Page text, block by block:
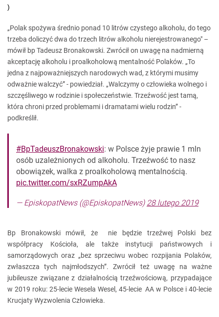
)
„Polak spożywa średnio ponad 10 litrów czystego alkoholu, do tego
trzeba doliczyć dwa do trzech litrów alkoholu nierejestrowanego" –
mówił bp Tadeusz Bronakowski. Zwrócił on uwagę na nadmierną
akceptację alkoholu i proalkoholową mentalność Polaków. „To
jedna z najpoważniejszych narodowych wad, z którymi musimy
odważnie walczyć” - powiedział. „Walczymy o człowieka wolnego i
szczęśliwego w rodzinie i społeczeństwie. Trzeźwość jest tamą,
która chroni przed problemami i dramatami wielu rodzin” -
podkreślił.
#BpTadeuszBronakowski: w Polsce żyje prawie 1 mln
osób uzależnionych od alkoholu. Trzeźwość to nasz
obowiązek, walka z proalkoholową mentalnością.
pic.twitter.com/sxRZumpAkA
— EpiskopatNews (@EpiskopatNews) 28 lutego 2019
Bp Bronakowski mówił, że nie będzie trzeźwej Polski bez
współpracy Kościoła, ale także instytucji państwowych i
samorządowych oraz „bez sprzeciwu wobec rozpijania Polaków,
zwłaszcza tych najmłodszych”. Zwrócił też uwagę na ważne
jubileusze związane z działalnością trzeźwościową, przypadające
w 2019 roku: 25-lecie Wesela Wesel, 45-lecie AA w Polsce i 40-lecie
Krucjaty Wyzwolenia Człowieka.